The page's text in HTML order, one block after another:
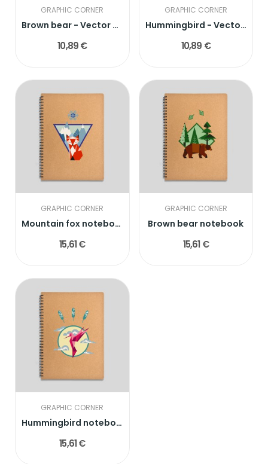
GRAPHIC CORNER
Brown bear - Vector graphics
10,89 €
GRAPHIC CORNER
Hummingbird - Vector graphics
10,89 €
GRAPHIC CORNER
Mountain fox notebook
15,61 €
GRAPHIC CORNER
Brown bear notebook
15,61 €
GRAPHIC CORNER
Hummingbird notebook
15,61 €